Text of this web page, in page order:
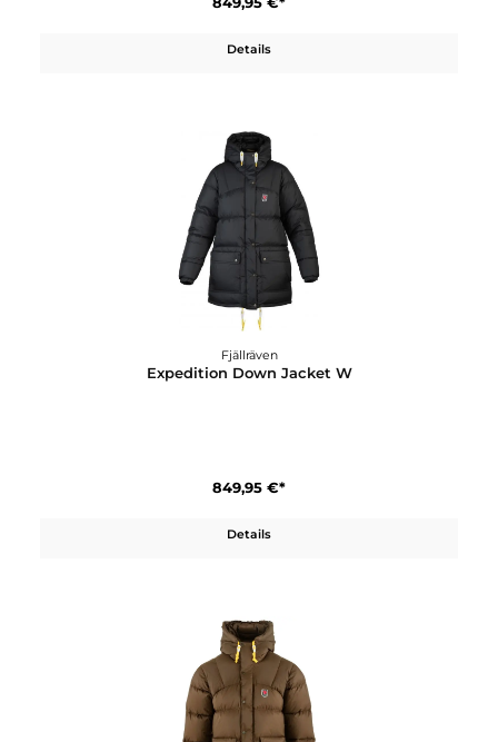
Expedition Down Jacket M
849,95 €*
Details
Fjällräven
849,95 €*
Details